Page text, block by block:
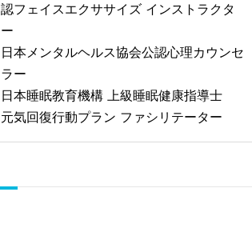
認フェイスエクササイズ インストラクタ
ー
日本メンタルヘルス協会公認心理カウンセ
ラー
日本睡眠教育機構 上級睡眠健康指導士
元気回復行動プラン ファシリテーター